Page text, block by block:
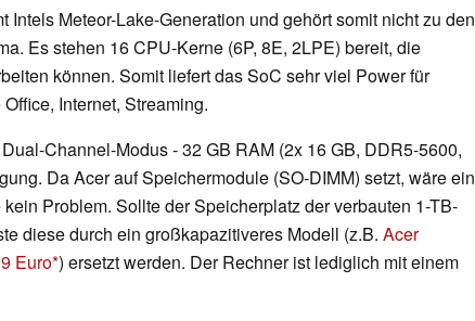
Intels Meteor-Lake-Generation und gehört somit nicht zu den
Es stehen 16 CPU-Kerne (6P, 8E, 2LPE) bereit, die
können. Somit liefert das SoC sehr viel Power für
Internet, Streaming.
Channel-Modus - 32 GB RAM (2x 16 GB, DDR5-5600,
Da Acer auf Speichermodule (SO-DIMM) setzt, wäre ein
Problem. Sollte der Speicherplatz der verbauten 1-TB-
diese durch ein großkapazitiveres Modell (z.B. Acer
Euro ) ersetzt werden. Der Rechner ist lediglich mit einem